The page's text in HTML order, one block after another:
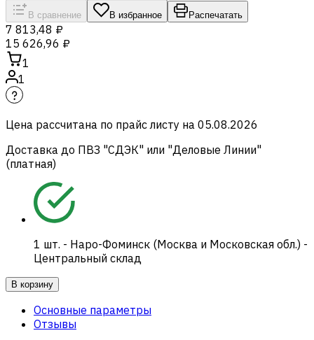
В сравнение В избранное Распечатать
7 813,48 ₽
15 626,96 ₽
1
1
Цена рассчитана по прайс листу на 05.08.2026
Доставка до ПВЗ "СДЭК" или "Деловые Линии"
(платная)
1 шт. - Наро-Фоминск (Москва и Московская обл.) -
Центральный склад
В корзину
Основные параметры
Отзывы